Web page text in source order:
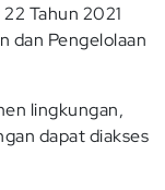
Tahun 2021
dan Pengelolaan
lingkungan,
dapat diakses